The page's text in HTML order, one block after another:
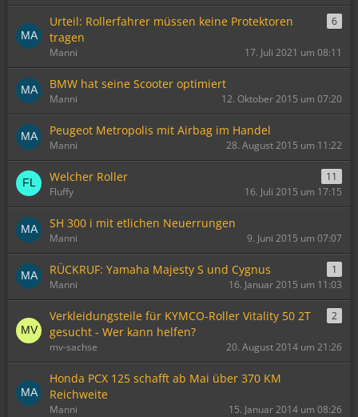
Urteil: Rollerfahrer müssen keine Protektoren
tragen
6
Manni 17. Juli 2021 um 08:11
BMW hat seine Scooter optimiert
Manni 12. Oktober 2015 um 07:20
Peugeot Metropolis mit Airbag im Handel
Manni 28. August 2015 um 11:22
Welcher Roller
11
Fluffy
16. Juli 2015 um 17:15
SH 300 i mit etlichen Neuerrungen
Manni 9. Juni 2015 um 07:07
RÜCKRUF: Yamaha Majesty S und Cygnus
1
Manni
16. Januar 2015 um 11:03
Verkleidungsteile für KYMCO-Roller Vitality 50 2T
gesucht - Wer kann helfen?
2
mv-sachse 20. August 2014 um 21:26
Honda PCX 125 schafft ab Mai über 370 KM
Reichweite
Manni 15. Januar 2014 um 08:26